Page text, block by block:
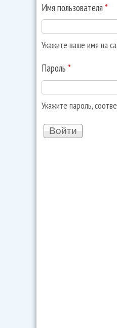
Имя пользователя *
Укажите ваше имя на
Пароль *
Укажите пароль,